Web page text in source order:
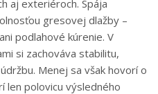
aj exteriéroch. Spája
gresovej dlažby –
podlahové kúrenie. V
si zachováva stabilitu,
Menej sa však hovorí o
len polovicu výsledného